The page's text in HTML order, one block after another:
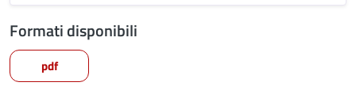
Formati disponibili
pdf